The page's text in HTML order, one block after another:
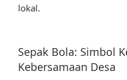
lokal.
Sepak Bola: Simbol
Kebersamaan Desa